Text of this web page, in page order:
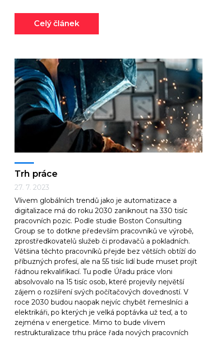
Celý článek
Trh práce
27. 7. 2023
Vlivem globálních trendů jako je automatizace a
digitalizace má do roku 2030 zaniknout na 330 tisíc
pracovních pozic. Podle studie Boston Consulting
Group se to dotkne především pracovníků ve výrobě,
zprostředkovatelů služeb či prodavačů a pokladních.
Většina těchto pracovníků přejde bez větších obtíží do
příbuzných profesí, ale na 55 tisíc lidí bude muset projít
řádnou rekvalifikací. Tu podle Úřadu práce vloni
absolvovalo na 15 tisíc osob, které projevily největší
zájem o rozšíření svých počítačových dovedností. V
roce 2030 budou naopak nejvíc chybět řemeslníci a
elektrikáři, po kterých je velká poptávka už teď, a to
zejména v energetice. Mimo to bude vlivem
restrukturalizace trhu práce řada nových pracovních